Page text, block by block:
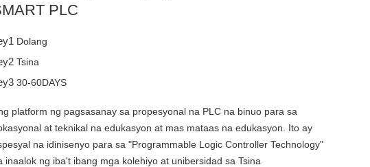
PLC
Dolang
Tsina
30-60DAYS
platform ng pagsasanay sa propesyonal na PLC na binuo para sa
at teknikal na edukasyon at mas mataas na edukasyon. Ito ay
na idinisenyo para sa "Programmable Logic Controller Technology"
inaalok ng iba't ibang mga kolehiyo at unibersidad sa Tsina